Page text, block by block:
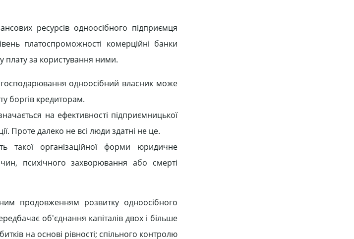
ресурсів одноосібного підприємця
платоспроможності комерційні банки
плату за користування ними.
одноосібний власник може
боргів кредиторам.
на ефективності підприємницької
Проте далеко не всі люди здатні не це.
такої організаційної форми юридичне
психічного захворювання або смерті
продовженням розвитку одноосібного
об'єднання капіталів двох і більше
на основі рівності; спільного контролю